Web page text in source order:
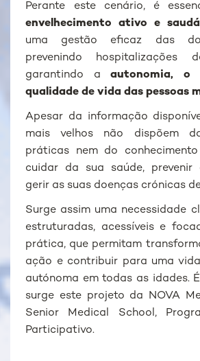
Perante este cenário, é
envelhecimento ativo e
uma gestão eficaz das
prevenindo hospitalizações
garantindo aautonomia, o
qualidade de vida das pessoas
Apesar da informação
mais velhos não dispõem
práticas nem do
cuidar da sua saúde, prevenir
gerir as suas doenças crónicas
Surge assim uma necessidade
estruturadas, acessíveis e
prática, que permitam
ação e contribuir para uma
autónoma em todas as idades.
surge este projeto da NOVA
Senior Medical School,
Participativo.